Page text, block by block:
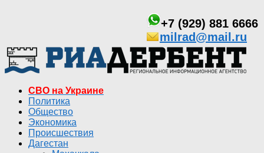
+7 (929) 881 6666
milrad@mail.ru
СВО на Украине
Политика
Общество
Экономика
Происшествия
Дагестан